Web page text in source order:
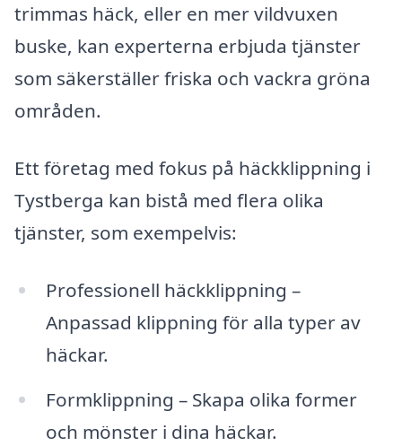
trimmas häck, eller en mer vildvuxen
buske, kan experterna erbjuda tjänster
som säkerställer friska och vackra gröna
områden.
Ett företag med fokus på häckklippning i
Tystberga kan bistå med flera olika
tjänster, som exempelvis:
Professionell häckklippning –
Anpassad klippning för alla typer av
häckar.
Formklippning – Skapa olika former
och mönster i dina häckar.